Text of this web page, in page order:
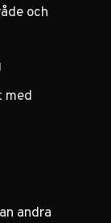
och
med
andra